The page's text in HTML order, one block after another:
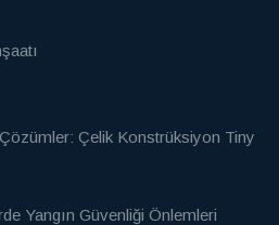
Çelik Konstrüksiyon Tiny
Yangın Güvenliği Önlemleri